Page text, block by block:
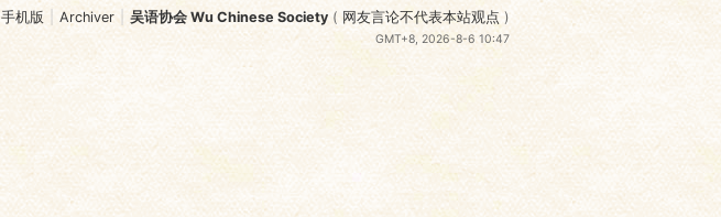
手机版 Archiver 吴语协会 Wu Chinese Society ( 网友言论不代表本站观点 )
GMT+8, 2026-8-6 10:47